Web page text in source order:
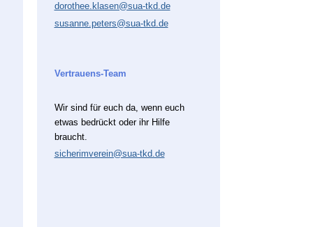
dorothee.klasen@sua-tkd.de
susanne.peters@sua-tkd.de
Vertrauens-Team
Wir sind für euch da, wenn euch
etwas bedrückt oder ihr Hilfe
braucht.
sicherimverein@sua-tkd.de